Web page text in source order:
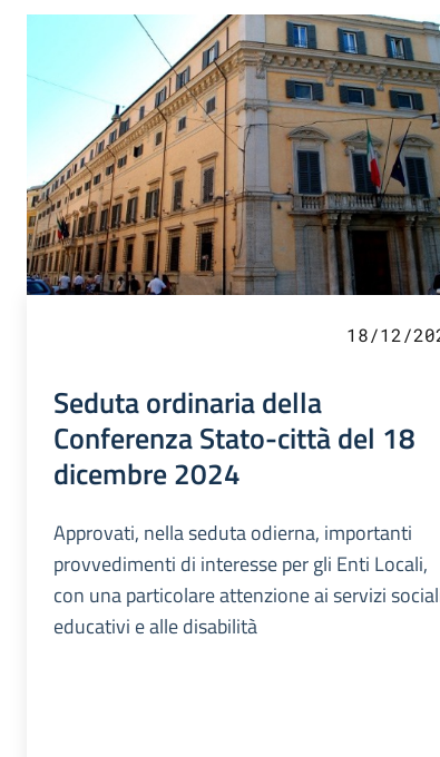
18/12/
Seduta ordinaria della
Conferenza Stato-città del 18
dicembre 2024
Approvati, nella seduta odierna, importanti
provvedimenti di interesse per gli Enti Locali,
con una particolare attenzione ai servizi
educativi e alle disabilità